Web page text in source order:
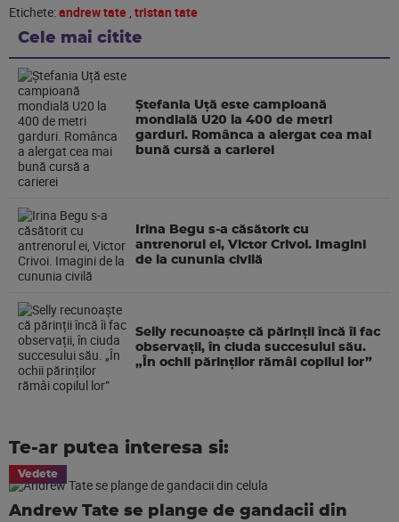
Etichete:andrew tate , tristan tate
Cele mai citite
Ștefania Uță este campioană
mondială U20 la 400 de metri
garduri. Românca a alergat cea mai
bună cursă a carierei
Irina Begu s-a căsătorit cu
antrenorul ei, Victor Crivoi. Imagini
de la cununia civilă
Selly recunoaște că părinții încă îi fac
observații, în ciuda succesului său.
„În ochii părinților rămâi copilul lor”
Te-ar putea interesa si:
Vedete
Andrew Tate se plange de gandacii din